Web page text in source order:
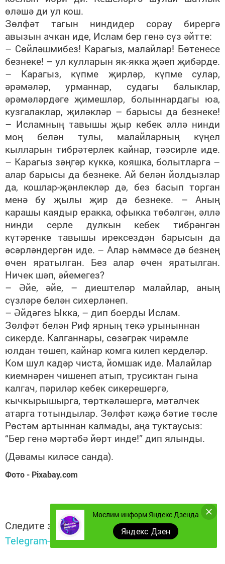
өләшә ди ул кош.
Зөлфәт тагын ниндидер сорау бирергә
авызын ачкан иде, Ислам бер генә сүз әйтте:
– Сөйләшмибез! Карагыз, малайлар! Бөтенесе
безнеке! – ул кулларын як-якка җәеп җибәрде.
– Карагыз, күпме җирләр, күпме сулар,
әрәмәләр, урманнар, судагы балыклар,
әрәмәләрдәге җимешләр, болыннардагы юа,
кузгалаклар, җиләкләр – барысы да безнеке!
– Исламның тавышы җыр кебек әллә нинди
моң белән тулы, малайларның күңел
кылларын тибрәтерлек кайнар, тәэсирле иде.
– Карагыз зәңгәр күккә, кояшка, болытларга –
алар барысы да безнеке. Ай белән йолдызлар
да, кошлар-җәнлекләр дә, без басып торган
менә бу җылы җир дә безнеке. – Аның
карашы каядыр еракка, офыкка төбәлгән, әллә
нинди серле дулкын кебек тибрәнгән
күтәренке тавышы ирексездән барысын да
әсәрләндергән иде. – Алар һәммәсе дә безнең
өчен яратылган. Без алар өчен яратылган.
Ничек шәп, әйемегез?
– Әйе, әйе, – диештеләр малайлар, аның
сүзләре белән сихерләнеп.
– Әйдәгез Ыкка, – дип боерды Ислам.
Зөлфәт белән Риф ярның текә урыныннан
сикерде. Калганнары, сөзәгрәк чирәмле
юлдан төшеп, кайнар комга килеп керделәр.
Ком шул кадәр чиста, йомшак иде. Малайлар
киемнәрен чишенеп атып, трусиктан гына
калгач, пәриләр кебек сикерешергә,
кычкырышырга, төрткәләшергә, мәтәлчек
атарга тотындылар. Зөлфәт кәҗә бәтие төсле
Рөстәм артыннан калмады, аңа туктаусыз:
“Бер генә мәртәбә йөрт инде!” дип ялынды.
(Дәвамы киләсе санда).
Фото - Pixabay.com
Следите за самым важным и интересным в
Telegram-канале
Татмедиа
Мөслим-информ Яндекс Дзенда
Яндекс Дзен